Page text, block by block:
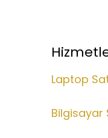
Laptop
Bilgisayar